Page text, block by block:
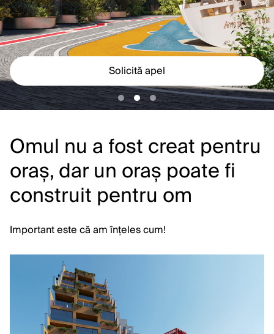
Solicită apel
Solicită apel
Omul nu a fost creat pentru
oraș, dar un oraș poate fi
construit pentru om
Important este că am înțeles cum!